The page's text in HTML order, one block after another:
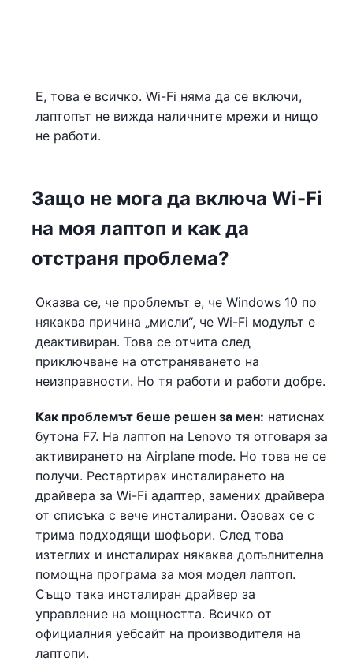
Е, това е всичко. Wi-Fi няма да се включи,
лаптопът не вижда наличните мрежи и нищо
не работи.
Защо не мога да включа Wi-Fi
на моя лаптоп и как да
отстраня проблема?
Оказва се, че проблемът е, че Windows 10 по
някаква причина „мисли“, че Wi-Fi модулът е
деактивиран. Това се отчита след
приключване на отстраняването на
неизправности. Но тя работи и работи добре.
Как проблемът беше решен за мен: натиснах
бутона F7. На лаптоп на Lenovo тя отговаря за
активирането на Airplane mode. Но това не се
получи. Рестартирах инсталирането на
драйвера за Wi-Fi адаптер, замених драйвера
от списъка с вече инсталирани. Озовах се с
трима подходящи шофьори. След това
изтеглих и инсталирах някаква допълнителна
помощна програма за моя модел лаптоп.
Също така инсталиран драйвер за
управление на мощността. Всичко от
официалния уебсайт на производителя на
лаптопи.